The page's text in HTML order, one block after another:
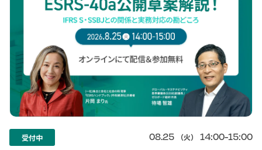
受付中 08.25 （火） 14:00-15:00